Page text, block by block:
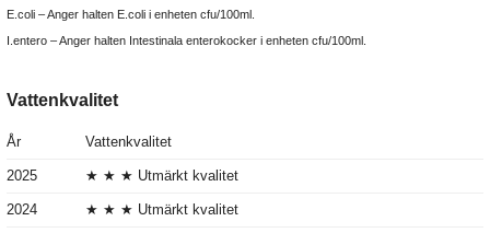
E.coli – Anger halten E.coli i enheten cfu/100ml.
I.entero – Anger halten Intestinala enterokocker i enheten cfu/100ml.
Vattenkvalitet
År Vattenkvalitet
2025 ★ ★ ★ Utmärkt kvalitet
2024 ★ ★ ★ Utmärkt kvalitet